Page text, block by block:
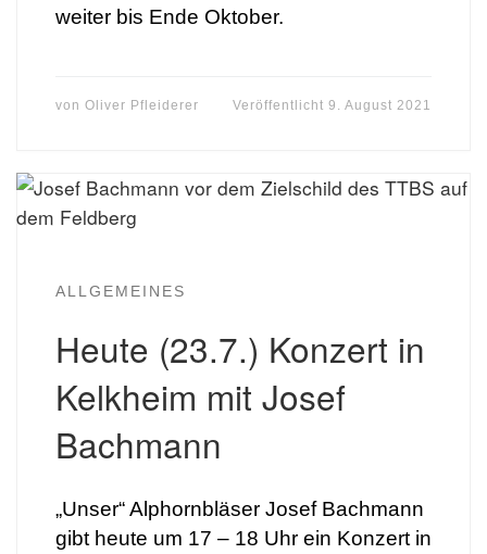
weiter bis Ende Oktober.
von Oliver Pfleiderer Veröffentlicht9. August 2021
ALLGEMEINES
Heute (23.7.) Konzert in
Kelkheim mit Josef
Bachmann
„Unser“ Alphornbläser Josef Bachmann
gibt heute um 17 – 18 Uhr ein Konzert in